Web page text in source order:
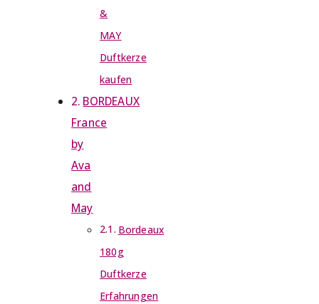
&
MAY
Duftkerze
kaufen
BORDEAUX
France
by
Ava
and
May
Bordeaux
180g
Duftkerze
Erfahrungen